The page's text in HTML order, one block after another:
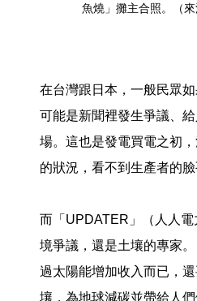
魚燒」攤主合照。（來
在台灣跟日本，一般民眾如
可能是新聞裡發生爭議、
場。這也是發電買電之初
的狀況，看不到生產者的臉
而「UPDATER」（人人
境爭議，還是土壤的專家
過太陽能增加收入而已，
壤，為地球減碳並帶給人們